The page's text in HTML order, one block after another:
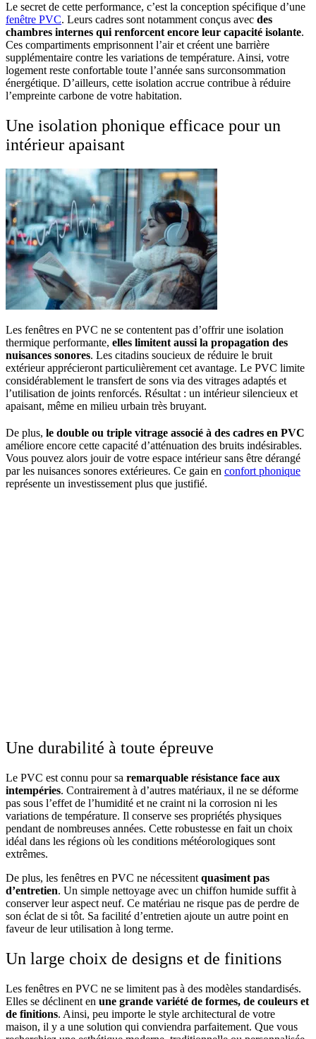
Le secret de cette performance, c’est la conception spécifique d’une
fenêtre PVC. Leurs cadres sont notamment conçus avec des
chambres internes qui renforcent encore leur capacité isolante.
Ces compartiments emprisonnent l’air et créent une barrière
supplémentaire contre les variations de température. Ainsi, votre
logement reste confortable toute l’année sans surconsommation
énergétique. D’ailleurs, cette isolation accrue contribue à réduire
l’empreinte carbone de votre habitation.
Une isolation phonique efficace pour un
intérieur apaisant
Les fenêtres en PVC ne se contentent pas d’offrir une isolation
thermique performante, elles limitent aussi la propagation des
nuisances sonores. Les citadins soucieux de réduire le bruit
extérieur apprécieront particulièrement cet avantage. Le PVC limite
considérablement le transfert de sons via des vitrages adaptés et
l’utilisation de joints renforcés. Résultat : un intérieur silencieux et
apaisant, même en milieu urbain très bruyant.
De plus, le double ou triple vitrage associé à des cadres en PVC
améliore encore cette capacité d’atténuation des bruits indésirables.
Vous pouvez alors jouir de votre espace intérieur sans être dérangé
par les nuisances sonores extérieures. Ce gain en confort phonique
représente un investissement plus que justifié.
Une durabilité à toute épreuve
Le PVC est connu pour sa remarquable résistance face aux
intempéries. Contrairement à d’autres matériaux, il ne se déforme
pas sous l’effet de l’humidité et ne craint ni la corrosion ni les
variations de température. Il conserve ses propriétés physiques
pendant de nombreuses années. Cette robustesse en fait un choix
idéal dans les régions où les conditions météorologiques sont
extrêmes.
De plus, les fenêtres en PVC ne nécessitent quasiment pas
d’entretien. Un simple nettoyage avec un chiffon humide suffit à
conserver leur aspect neuf. Ce matériau ne risque pas de perdre de
son éclat de si tôt. Sa facilité d’entretien ajoute un autre point en
faveur de leur utilisation à long terme.
Un large choix de designs et de finitions
Les fenêtres en PVC ne se limitent pas à des modèles standardisés.
Elles se déclinent en une grande variété de formes, de couleurs et
de finitions. Ainsi, peu importe le style architectural de votre
maison, il y a une solution qui conviendra parfaitement. Que vous